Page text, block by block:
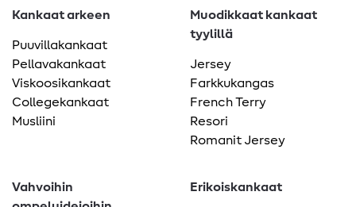
Kankaat arkeen
Puuvillakankaat
Pellavakankaat
Viskoosikankaat
Collegekankaat
Musliini
Muodikkaat kankaat
tyylillä
Jersey
Farkkukangas
French Terry
Resori
Romanit Jersey
Vahvoihin
Erikoiskankaat